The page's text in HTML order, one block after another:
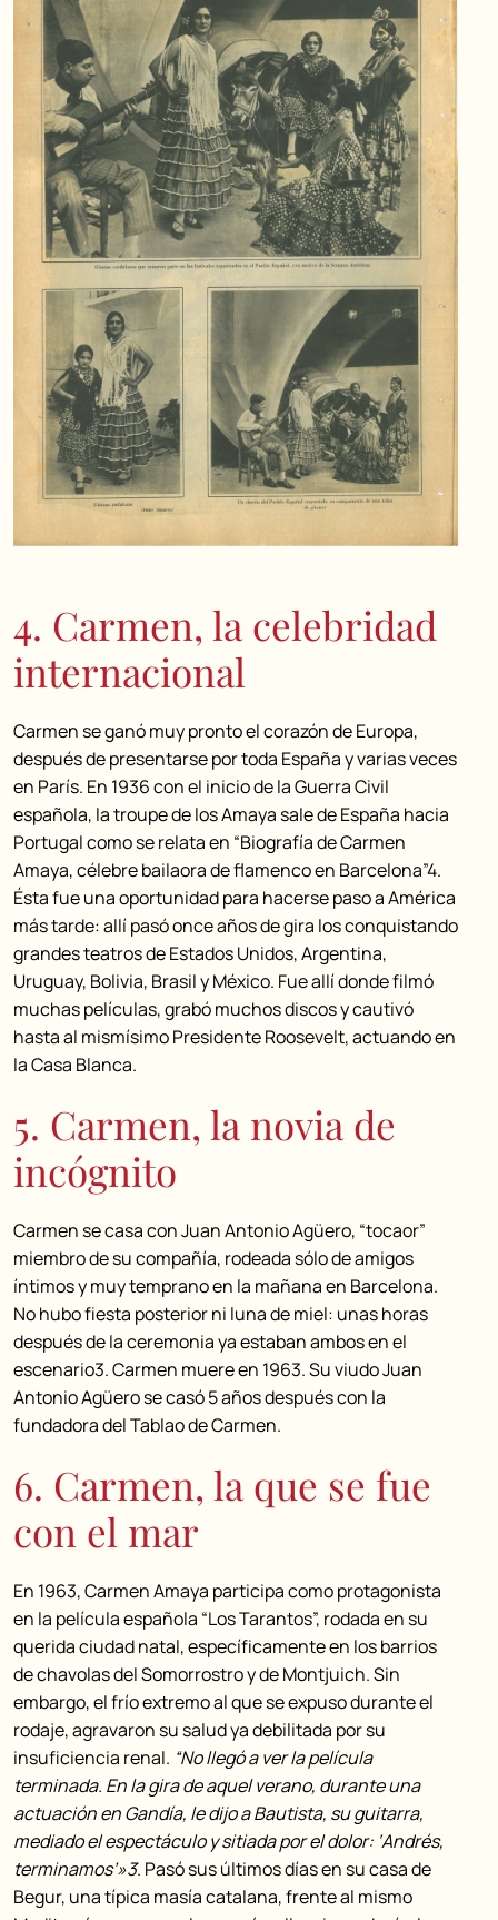
4. Carmen, la celebridad
internacional
Carmen se ganó muy pronto el corazón de Europa,
después de presentarse por toda España y varias veces
en París. En 1936 con el inicio de la Guerra Civil
española, la troupe de los Amaya sale de España hacia
Portugal como se relata en “Biografía de Carmen
Amaya, célebre bailaora de flamenco en Barcelona”4.
Ésta fue una oportunidad para hacerse paso a América
más tarde: allí pasó once años de gira los conquistando
grandes teatros de Estados Unidos, Argentina,
Uruguay, Bolivia, Brasil y México. Fue allí donde filmó
muchas películas, grabó muchos discos y cautivó
hasta al mismísimo Presidente Roosevelt, actuando en
la Casa Blanca.
5. Carmen, la novia de
incógnito
Carmen se casa con Juan Antonio Agüero, “tocaor”
miembro de su compañía, rodeada sólo de amigos
íntimos y muy temprano en la mañana en Barcelona.
No hubo fiesta posterior ni luna de miel: unas horas
después de la ceremonia ya estaban ambos en el
escenario3. Carmen muere en 1963. Su viudo Juan
Antonio Agüero se casó 5 años después con la
fundadora del Tablao de Carmen.
6. Carmen, la que se fue
con el mar
En 1963, Carmen Amaya participa como protagonista
en la película española “Los Tarantos”, rodada en su
querida ciudad natal, específicamente en los barrios
de chavolas del Somorrostro y de Montjuich. Sin
embargo, el frío extremo al que se expuso durante el
rodaje, agravaron su salud ya debilitada por su
insuficiencia renal. “No llegó a ver la película
terminada. En la gira de aquel verano, durante una
actuación en Gandía, le dijo a Bautista, su guitarra,
mediado el espectáculo y sitiada por el dolor: ‘Andrés,
terminamos’»3. Pasó sus últimos días en su casa de
Begur, una típica masía catalana, frente al mismo